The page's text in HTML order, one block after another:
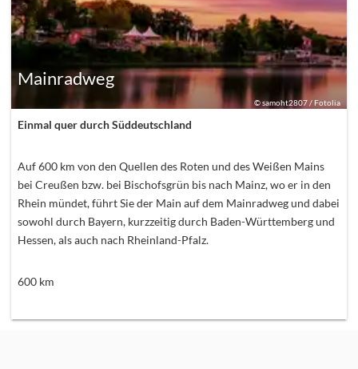
©samoht2807 / Fotolia
Mainradweg
Einmal quer durch Süddeutschland
Auf 600 km von den Quellen des Roten und des Weißen Mains
bei Creußen bzw. bei Bischofsgrün bis nach Mainz, wo er in den
Rhein mündet, führt Sie der Main auf dem Mainradweg und dabei
sowohl durch Bayern, kurzzeitig durch Baden-Württemberg und
Hessen, als auch nach Rheinland-Pfalz.
600km